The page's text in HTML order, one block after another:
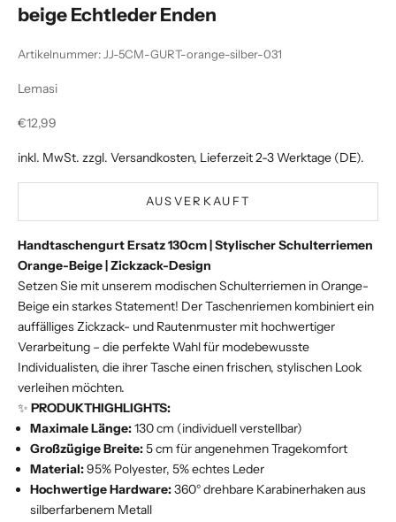
beige Echtleder Enden
Artikelnummer: JJ-5CM-GURT-orange-silber-031
Lemasi
Angebot
€12,99
inkl. MwSt. zzgl. Versandkosten, Lieferzeit 2-3 Werktage (DE).
AUSVERKAUFT
Handtaschengurt Ersatz 130cm | Stylischer Schulterriemen
Orange-Beige | Zickzack-Design
Setzen Sie mit unserem modischen Schulterriemen in Orange-
Beige ein starkes Statement! Der Taschenriemen kombiniert ein
auffälliges Zickzack- und Rautenmuster mit hochwertiger
Verarbeitung – die perfekte Wahl für modebewusste
Individualisten, die ihrer Tasche einen frischen, stylischen Look
verleihen möchten.
✨ PRODUKTHIGHLIGHTS:
Maximale Länge:130 cm (individuell verstellbar)
Großzügige Breite:5 cm für angenehmen Tragekomfort
Material:95% Polyester, 5% echtes Leder
Hochwertige Hardware:360° drehbare Karabinerhaken aus
silberfarbenem Metall